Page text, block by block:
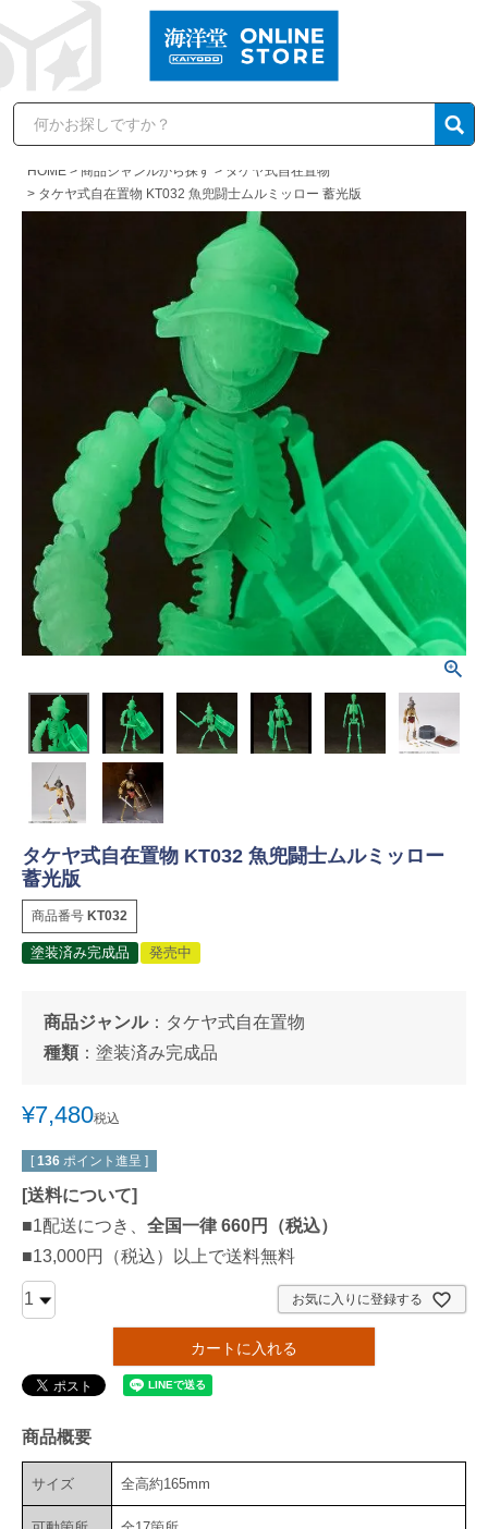
HOME 商品ジャンルから探す
タケヤ式自在置物
タケヤ式自在置物 KT032 魚兜闘士ムルミッロー 蓄光版
タケヤ式自在置物 KT032 魚兜闘士ムルミッロー
蓄光版
商品番号 KT032
塗装済み完成品 発売中
商品ジャンル： タケヤ式自在置物
種類 ： 塗装済み完成品
¥7,480税込
[ 136 ポイント進呈 ]
[送料について]
■1配送につき、 全国一律 660円（税込）
■13,000円（税込）以上で送料無料
お気に入りに登録する
カートに入れる
商品概要
サイズ 全高約165mm